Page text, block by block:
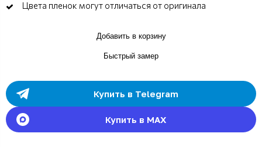
Цвета пленок могут отличаться от оригинала
Добавить в корзину
Быстрый замер
Купить в Telegram
Купить в MAX